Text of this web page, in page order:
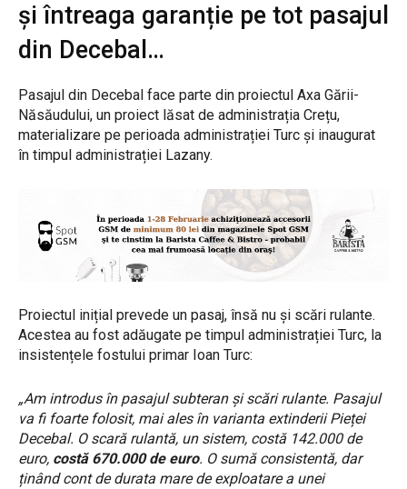
și întreaga garanție pe tot pasajul
din Decebal…
Pasajul din Decebal face parte din proiectul Axa Gării-
Năsăudului, un proiect lăsat de administrația Crețu,
materializare pe perioada administrației Turc și inaugurat
în timpul administrației Lazany.
Proiectul inițial prevede un pasaj, însă nu și scări rulante.
Acestea au fost adăugate pe timpul administrației Turc, la
insistențele fostului primar Ioan Turc:
„Am introdus în pasajul subteran și scări rulante. Pasajul
va fi foarte folosit, mai ales în varianta extinderii Pieței
Decebal. O scară rulantă, un sistem, costă 142.000 de
euro, costă 670.000 de euro. O sumă consistentă, dar
ținând cont de durata mare de exploatare a unei